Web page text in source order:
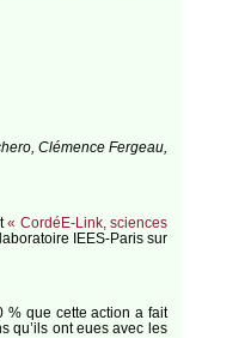
Clémence Fergeau,
« CordéE-Link, sciences
IEES-Paris sur
% que cette action a fait
qu’ils ont eues avec les